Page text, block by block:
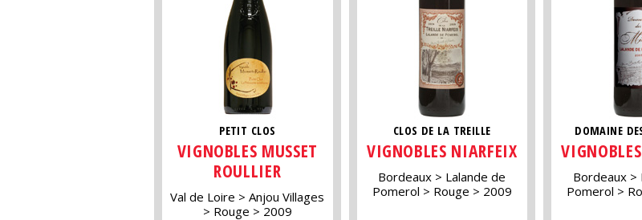
PETIT CLOS
VIGNOBLES MUSSET
ROULLIER
Val de Loire
Anjou Villages
Rouge
2009
CLOS DE LA TREILLE
VIGNOBLES NIARFEIX
Bordeaux
Lalande de
Pomerol
Rouge 2009
DOMAINE
Bordeaux
Pomerol